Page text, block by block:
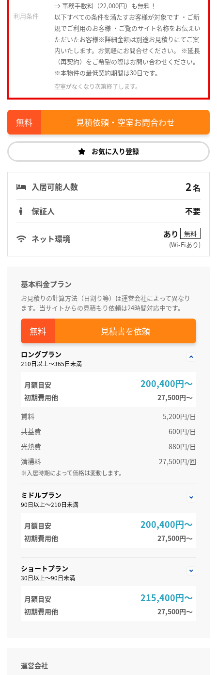
⇒ 事務手数料（22,000円）も無料！
利用条件
以下すべての条件を満たすお客様が対象です ・ご新
規でご利用のお客様 ・ご覧のサイト名称をお伝えい
ただいたお客様※詳細金額は別途お見積りにてご案
内いたします。お気軽にお問合せください。 ※延長
（再契約）をご希望の際はお問い合わせください。
※本物件の最低契約期間は30日です。
空室がなくなり次第終了します。
見積依頼・空室お問合わせ
お気に入り登録
入居可能人数 2名
保証人
不要
ネット環境 あり
無料
(Wi-Fiあり)
基本料金プラン
お見積りの計算方法（日割り等）は運営会社によって異なり
ます。当サイトからの見積もり依頼は24時間対応中です。
見積書を依頼
ロングプラン
210日以上～365日未満
月額目安 200,400円～
初期費用他
27,500円〜
賃料
5,200円/日
共益費
600円/日
光熱費
880円/日
清掃料
27,500円/回
※入居時期によって価格は変動します。
ミドルプラン
90日以上～210日未満
月額目安 200,400円～
初期費用他 27,500円〜
ショートプラン
30日以上～90日未満
月額目安 215,400円～
初期費用他 27,500円〜
運営会社